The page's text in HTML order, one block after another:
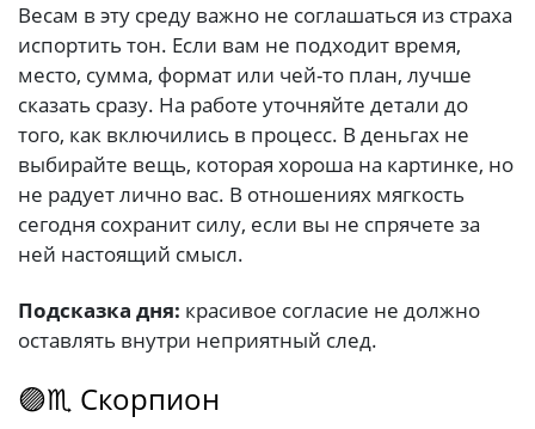
Весам в эту среду важно не соглашаться из страха
испортить тон. Если вам не подходит время,
место, сумма, формат или чей-то план, лучше
сказать сразу. На работе уточняйте детали до
того, как включились в процесс. В деньгах не
выбирайте вещь, которая хороша на картинке, но
не радует лично вас. В отношениях мягкость
сегодня сохранит силу, если вы не спрячете за
ней настоящий смысл.
Подсказка дня: красивое согласие не должно
оставлять внутри неприятный след.
🟣♏ Скорпион